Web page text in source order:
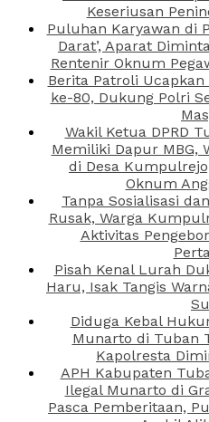
Keseriusan
Puluhan Karyawan di
Darat’, Aparat
Rentenir Oknum
Berita Patroli
ke-80, Dukung Polri
Wakil Ketua DPRD
Memiliki Dapur MBG,
di Desa
Oknum
Tanpa Sosialisasi
Rusak, Warga
Aktivitas
Pisah Kenal Lurah
Haru, Isak Tangis
Diduga Kebal
Munarto di Tuban
Kapolresta
APH Kabupaten
Ilegal Munarto di
Pasca Pemberitaan,